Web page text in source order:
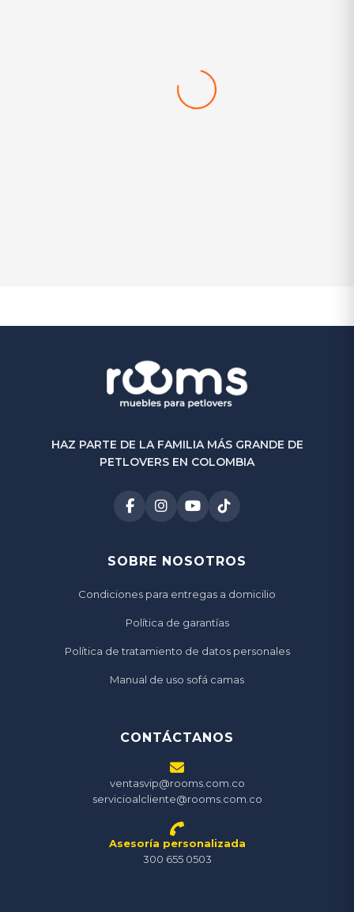
HAZ PARTE DE LA FAMILIA MÁS GRANDE DE
PETLOVERS EN COLOMBIA
SOBRE NOSOTROS
Condiciones para entregas a domicilio
Política de garantías
Política de tratamiento de datos personales
Manual de uso sofá camas
CONTÁCTANOS
ventasvip@rooms.com.co
servicioalcliente@rooms.com.co
Asesoría personalizada
300 655 0503